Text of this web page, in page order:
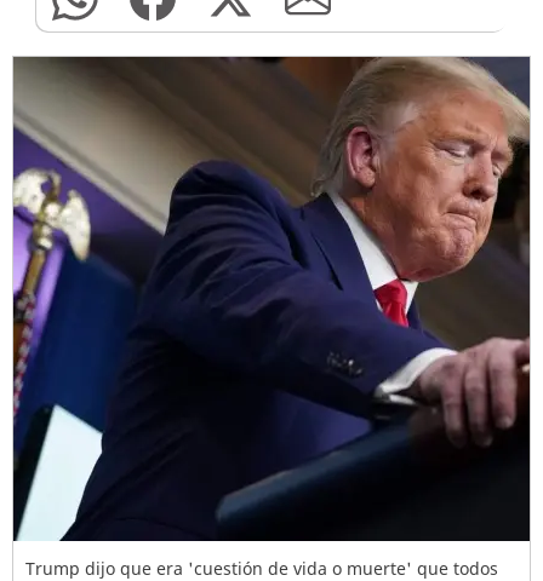
Trump dijo que era 'cuestión de vida o muerte' que todos